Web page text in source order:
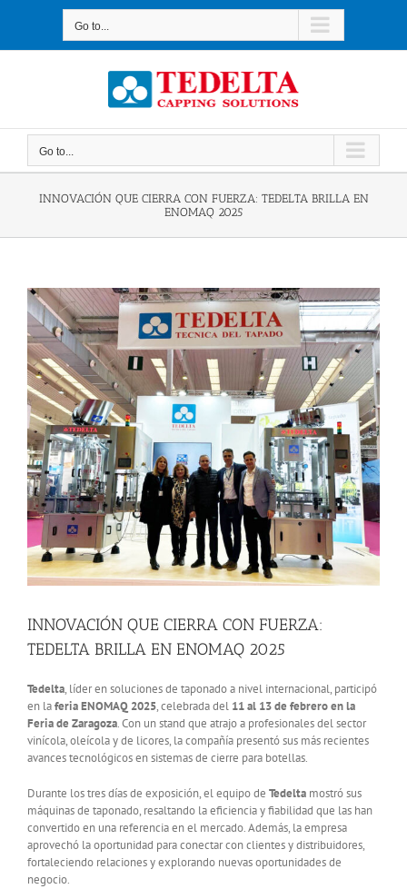
Go to...
Go to...
INNOVACIÓN QUE CIERRA CON FUERZA: TEDELTA BRILLA EN
ENOMAQ 2025
INNOVACIÓN QUE CIERRA CON FUERZA:
TEDELTA BRILLA EN ENOMAQ 2025
Tedelta, líder en soluciones de taponado a nivel internacional, participó
en laferia ENOMAQ 2025, celebrada del 11 al 13 de febrero en la
Feria de Zaragoza. Con un stand que atrajo a profesionales del sector
vinícola, oleícola y de licores, la compañía presentó sus más recientes
avances tecnológicos en sistemas de cierre para botellas.
Durante los tres días de exposición, el equipo de Tedeltamostró sus
máquinas de taponado, resaltando la eficiencia y fiabilidad que las han
convertido en una referencia en el mercado. Además, la empresa
aprovechó la oportunidad para conectar con clientes y distribuidores,
fortaleciendo relaciones y explorando nuevas oportunidades de
negocio.